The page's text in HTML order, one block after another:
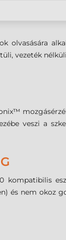
olvasására
vezeték
veszi a
és nem okoz